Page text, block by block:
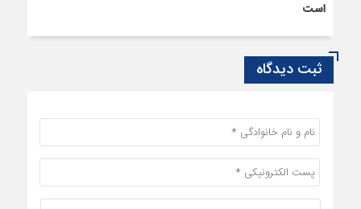
است
ثبت دیدگاه